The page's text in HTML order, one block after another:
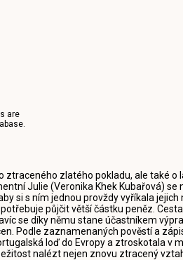
are
ztraceného zlatého pokladu, ale také o
Julie (Veronika Khek Kubařová) se
si s ním jednou provždy vyříkala jejich
půjčit větší částku peněz.
se díky němu stane účastníkem
Podle zaznamenaných pověstí a
loď do Evropy a ztroskotala v
nalézt nejen znovu ztracený